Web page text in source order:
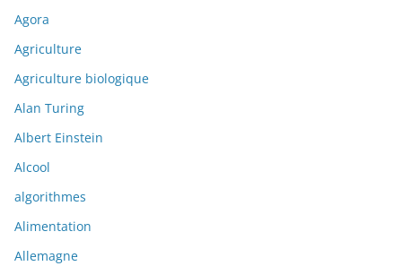
Agora
Agriculture
Agriculture biologique
Alan Turing
Albert Einstein
Alcool
algorithmes
Alimentation
Allemagne